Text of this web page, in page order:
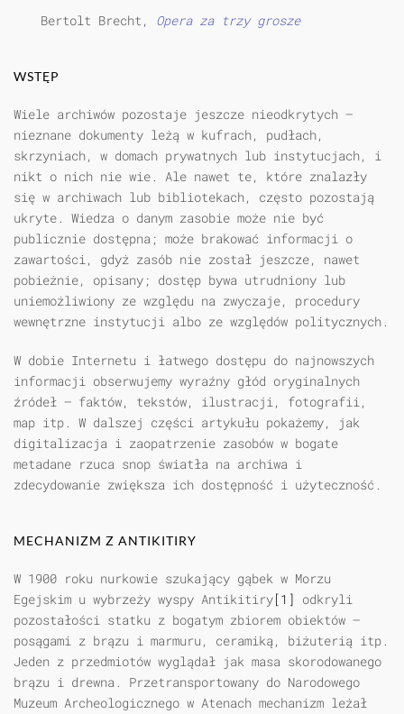
Bertolt Brecht, Opera za trzy grosze
WSTĘP
Wiele archiwów pozostaje jeszcze nieodkrytych —
nieznane dokumenty leżą w kufrach, pudłach,
skrzyniach, w domach prywatnych lub instytucjach, i
nikt o nich nie wie. Ale nawet te, które znalazły
się w archiwach lub bibliotekach, często pozostają
ukryte. Wiedza o danym zasobie może nie być
publicznie dostępna; może brakować informacji o
zawartości, gdyż zasób nie został jeszcze, nawet
pobieżnie, opisany; dostęp bywa utrudniony lub
uniemożliwiony ze względu na zwyczaje, procedury
wewnętrzne instytucji albo ze względów politycznych.
W dobie Internetu i łatwego dostępu do najnowszych
informacji obserwujemy wyraźny głód oryginalnych
źródeł — faktów, tekstów, ilustracji, fotografii,
map itp. W dalszej części artykułu pokażemy, jak
digitalizacja i zaopatrzenie zasobów w bogate
metadane rzuca snop światła na archiwa i
zdecydowanie zwiększa ich dostępność i użyteczność.
MECHANIZM Z ANTIKITIRY
W 1900 roku nurkowie szukający gąbek w Morzu
Egejskim u wybrzeży wyspy Antikitiry[1] odkryli
pozostałości statku z bogatym zbiorem obiektów —
posągami z brązu i marmuru, ceramiką, biżuterią itp.
Jeden z przedmiotów wyglądał jak masa skorodowanego
brązu i drewna. Przetransportowany do Narodowego
Muzeum Archeologicznego w Atenach mechanizm leżał